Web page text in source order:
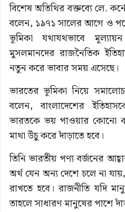
বিশেষ অতিথির বক্তব্যে লে.
বলেন, ১৯৭১ সালের আগে ও
ভূমিকা যথাযথভাবে
মুসলমানদের রাজনৈতিক
নতুন করে ভাবার সময় এসেছে।
ভারতের ভূমিকা নিয়ে
বলেন, বাংলাদেশের
ভারতকে ভয় পাওয়ার কোনো
মাথা উঁচু করে দাঁড়াতে হবে।
তিনি ভারতীয় পণ্য বর্জনের
অর্থ যেন অন্য দেশে চলে না
রাখতে হবে। রাজনীতি যদি
তাহলে সাধারণ মানুষের পাশে